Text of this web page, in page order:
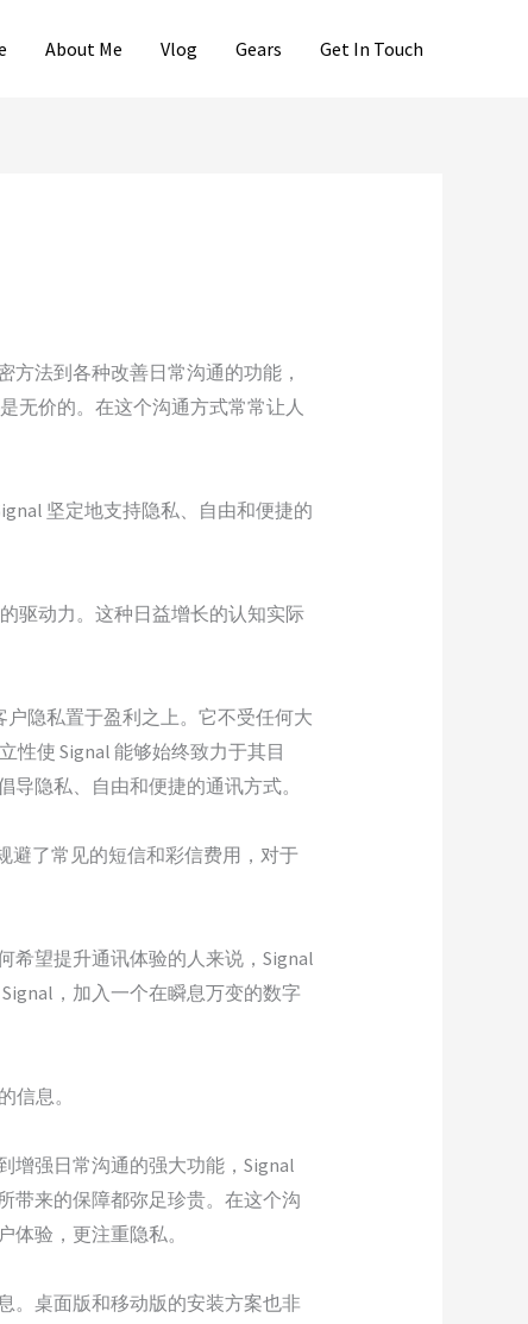
About Me Vlog Gears Get In Touch
法到各种改善日常沟通的功能，
无价的。在这个沟通方式常常让人
坚定地支持隐私、自由和便捷的
驱动力。这种日益增长的认知实际
户隐私置于盈利之上。它不受任何大
性使 Signal 能够始终致力于其目
隐私、自由和便捷的通讯方式。
避了常见的短信和彩信费用，对于
希望提升通讯体验的人来说，Signal
，加入一个在瞬息万变的数字
信息。
增强日常沟通的强大功能，Signal
带来的保障都弥足珍贵。在这个沟
验，更注重隐私。
。桌面版和移动版的安装方案也非